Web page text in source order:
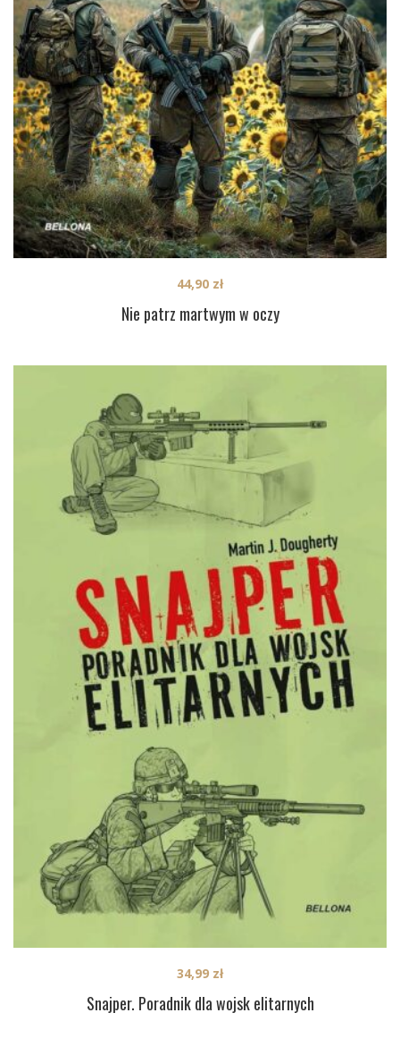
Nie patrz martwym w oczy
44,90 zł
Snajper. Poradnik dla wojsk elitarnych
34,99 zł